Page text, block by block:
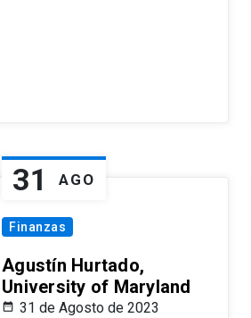
31 AGO
Finanzas
Agustín Hurtado,
University of Maryland
31 de Agosto de 2023